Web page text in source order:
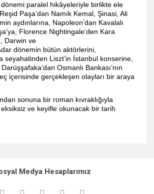
paralel hikâyeleriyle birlikte ele
Paşa’dan Namık Kemal, Şinasi, Ali
aydınlarına, Napoleon’dan Kavalalı
Florence Nightingale’den Kara
Darwin ve
dönemin bütün aktörlerini,
seyahatinden Liszt’in İstanbul konserine,
Osmanlı Bankası’nın
içerisinde gerçekleşen olayları bir araya
sonuna bir roman kıvraklığıyla
eksiksiz ve keyifle okunacak bir tarih
iletebilirsiniz.
için teşekkür ederiz.
Medya Hesaplarımız